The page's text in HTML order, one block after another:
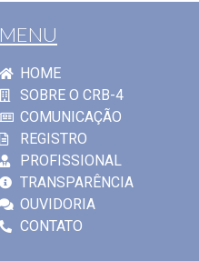
MENU
HOME
SOBRE O CRB-4
COMUNICAÇÃO
REGISTRO
PROFISSIONAL
TRANSPARÊNCIA
OUVIDORIA
CONTATO